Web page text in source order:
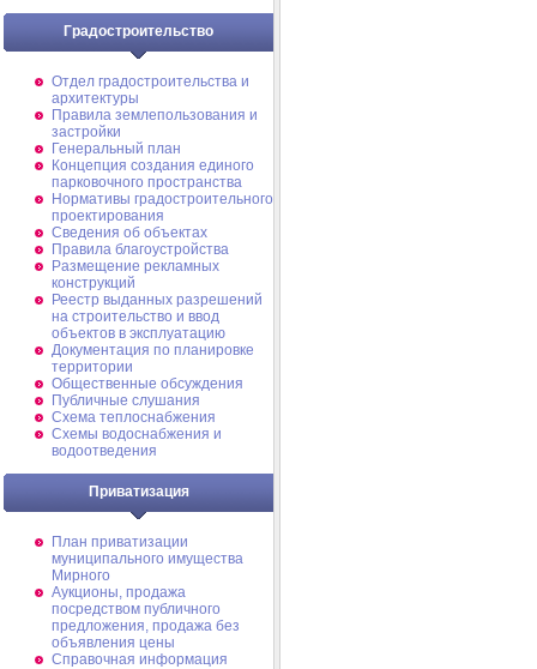
Градостроительство
Отдел градостроительства и
архитектуры
Правила землепользования и
застройки
Генеральный план
Концепция создания единого
парковочного пространства
Нормативы градостроительного
проектирования
Сведения об объектах
Правила благоустройства
Размещение рекламных
конструкций
Реестр выданных разрешений
на строительство и ввод
объектов в эксплуатацию
Документация по планировке
территории
Общественные обсуждения
Публичные слушания
Схема теплоснабжения
Схемы водоснабжения и
водоотведения
Приватизация
План приватизации
муниципального имущества
Мирного
Аукционы, продажа
посредством публичного
предложения, продажа без
объявления цены
Справочная информация